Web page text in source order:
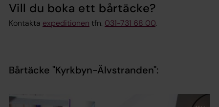
Vill du boka ett bårtäcke?
Kontakta expeditionen tfn. 031-731 68 00.
Bårtäcke "Kyrkbyn-Älvstranden":